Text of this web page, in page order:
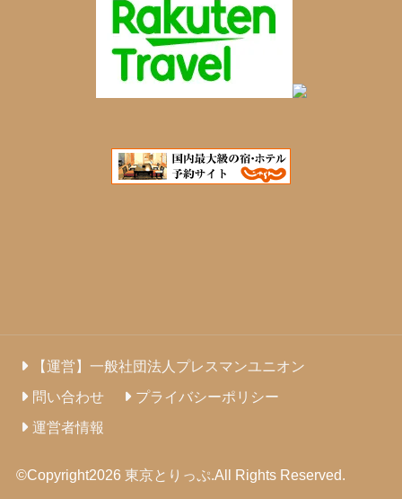
【運営】一般社団法人プレスマンユニオン
問い合わせ
プライバシーポリシー
運営者情報
©Copyright2026 東京とりっぷ.All Rights Reserved.